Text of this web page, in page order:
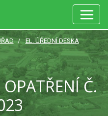
EL. ÚŘEDNÍ DESKA
Č.